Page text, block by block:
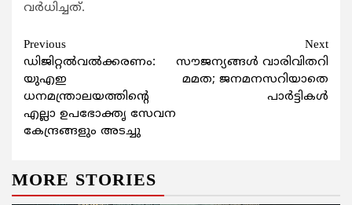
വര്‍ധിച്ചത്.
Continue
Reading
Previous
ഡിജിറ്റല്‍വല്‍ക്കരണം:
യുഎഇ
ധനമന്ത്രാലയത്തിന്റെ
എല്ലാ ഉപഭോക്തൃ സേവന
കേന്ദ്രങ്ങളും അടച്ചു
Next
സൗജന്യങ്ങള്‍ വാരിവിതറി
മമത; ജനമനസറിയാതെ
പാര്‍ട്ടികള്‍
MORE STORIES